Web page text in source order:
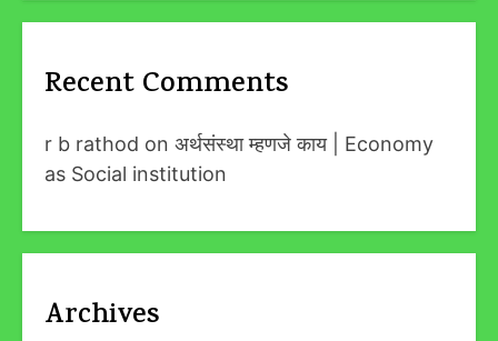
Recent Comments
r b rathod on अर्थसंस्था म्हणजे काय | Economy
as Social institution
Archives